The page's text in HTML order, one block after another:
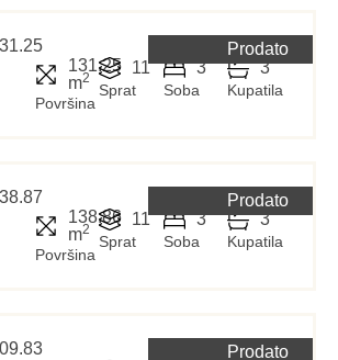
131.25
m2
Površina
11
Sprat
3
Soba
3
Kupatila
Prodato
138.86
m2
Površina
11
Sprat
3
Soba
3
Kupatila
Prodato
Prodato